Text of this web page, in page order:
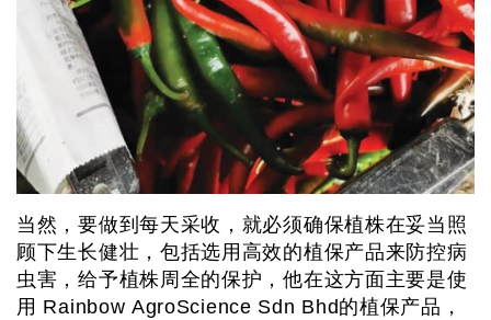
当然，要做到每天采收，就必须确保植株在妥当照
顾下生长健壮，包括选用高效的植保产品来防控病
虫害，给予植株周全的保护，他在这方面主要是使
用 Rainbow AgroScience Sdn Bhd的植保产品，